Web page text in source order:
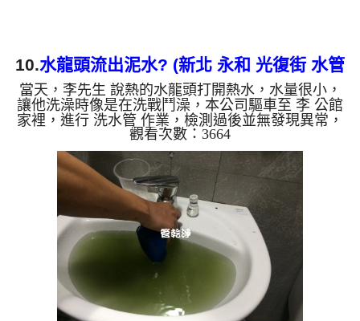
10.水龍頭流出泥水? (新北 永和 光復街 水管
清洗)
當天，李先生 說熱的水龍頭打開熱水，水量很小，
讓他洗澡時像是在洗戰鬥澡，本公司驅車至 李 公館
家裡，進行 洗水管 作業，檢測過後並無發現異常，
本公司先關閉水源，把食品級 檸檬酸 溶液注入水
管，靜置約20分鐘，再用 高周波清洗機 ，把水管內
壁污垢沖出來，一開始沒想到洗出來的水很混濁，看
起來跟泥水一樣，李先生看了頭昏昏，說怎麼髒成這
樣，而且味道很嗆鼻，直說房子才18年而已，水管裡
面怎麼噴出這樣的水？ 如是自來水，如水管老化，
會產生鐵鏽跟泥沙堆積，洗出來的水就會是咖啡色，
地下水含有氧化錳，管壁...
觀看次數：3664